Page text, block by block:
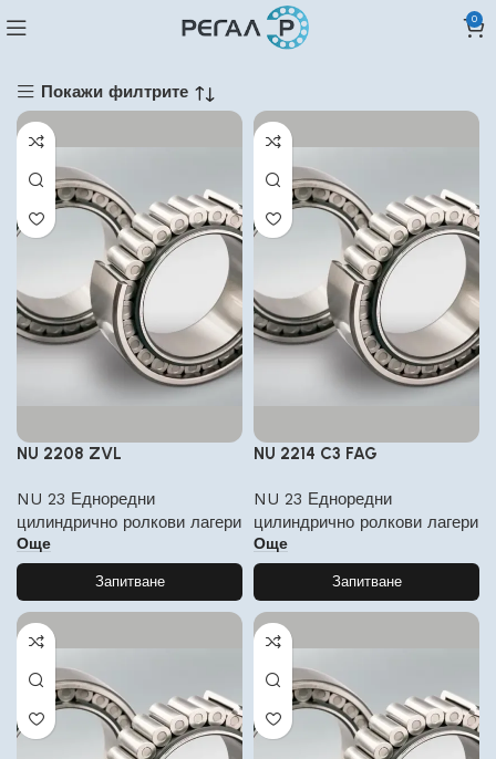
0
Покажи филтрите
NU 2208 ZVL
NU 23 Едноредни
цилиндрично ролкови лагери
Още
Запитване
NU 2214 C3 FAG
NU 23 Едноредни
цилиндрично ролкови лагери
Още
Запитване